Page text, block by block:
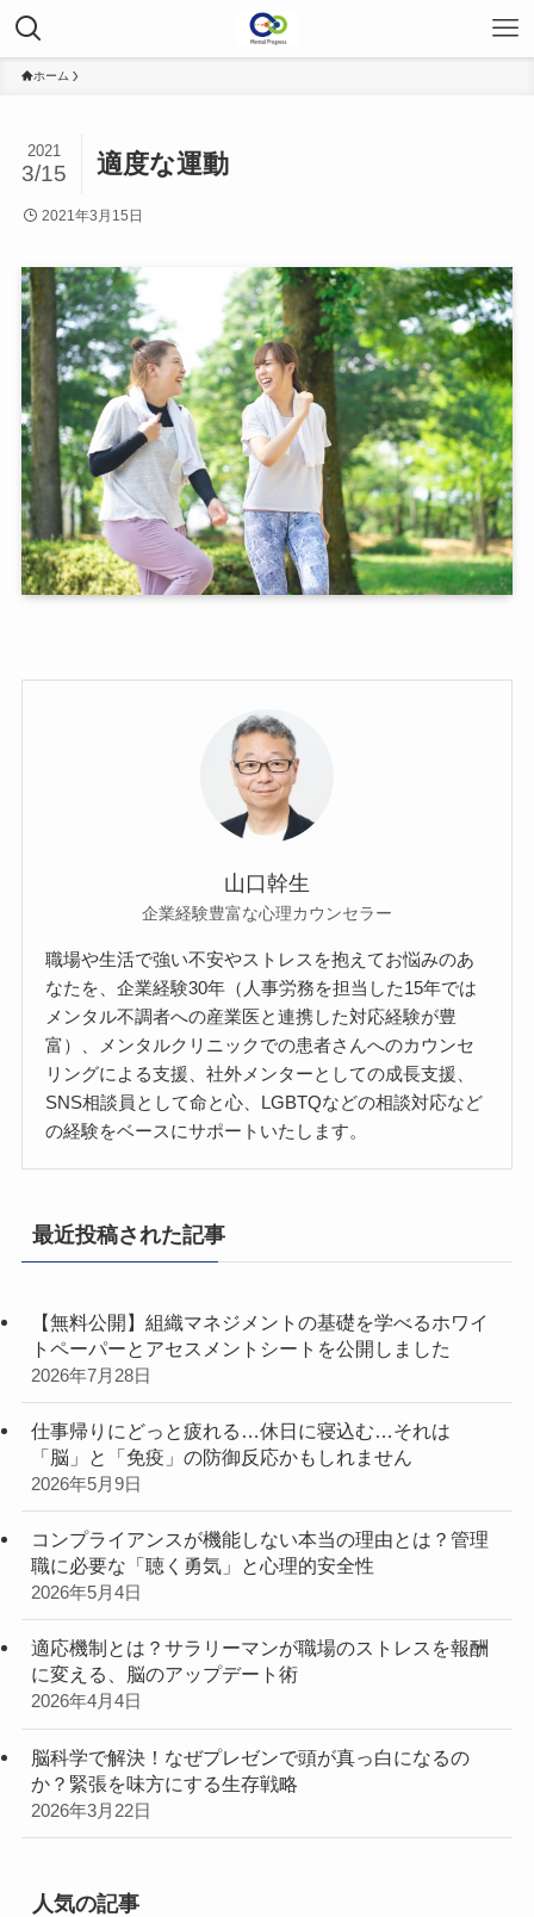
ホーム
適度な運動
2021
3/15
2021年3月15日
山口幹生
企業経験豊富な心理カウンセラー
職場や生活で強い不安やストレスを抱えてお悩みのあ
なたを、企業経験30年（人事労務を担当した15年では
メンタル不調者への産業医と連携した対応経験が豊
富）、メンタルクリニックでの患者さんへのカウンセ
リングによる支援、社外メンターとしての成長支援、
SNS相談員として命と心、LGBTQなどの相談対応など
の経験をベースにサポートいたします。
最近投稿された記事
【無料公開】組織マネジメントの基礎を学べるホワイ
トペーパーとアセスメントシートを公開しました
2026年7月28日
仕事帰りにどっと疲れる…休日に寝込む…それは
「脳」と「免疫」の防御反応かもしれません
2026年5月9日
コンプライアンスが機能しない本当の理由とは？管理
職に必要な「聴く勇気」と心理的安全性
2026年5月4日
適応機制とは？サラリーマンが職場のストレスを報酬
に変える、脳のアップデート術
2026年4月4日
脳科学で解決！なぜプレゼンで頭が真っ白になるの
か？緊張を味方にする生存戦略
2026年3月22日
人気の記事